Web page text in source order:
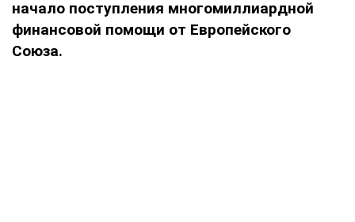
начало поступления многомиллиардной
финансовой помощи от Европейского
Союза.